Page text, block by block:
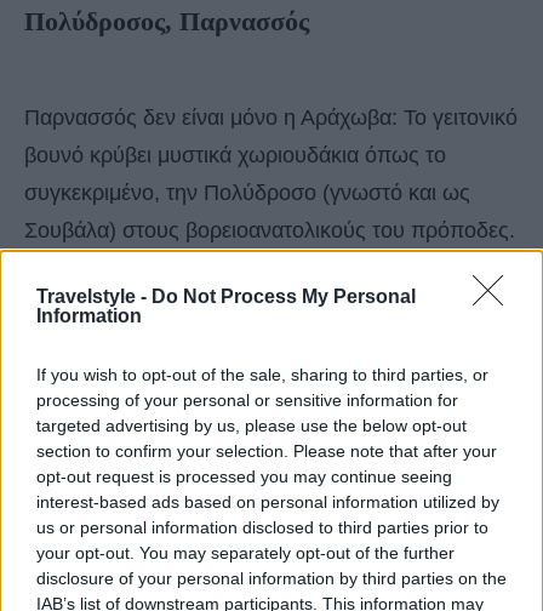
Travelstyle - Do Not Process My Personal
Information
If you wish to opt-out of the sale, sharing to third parties, or
processing of your personal or sensitive information for
targeted advertising by us, please use the below opt-out
section to confirm your selection. Please note that after your
opt-out request is processed you may continue seeing
interest-based ads based on personal information utilized by
us or personal information disclosed to third parties prior to
your opt-out. You may separately opt-out of the further
disclosure of your personal information by third parties on the
IAB’s list of downstream participants. This information may
Πολύδροσος, Παρνασσός
Παρνασσός δεν είναι μόνο η Αράχωβα: Το γειτονικό
βουνό κρύβει μυστικά χωριουδάκια όπως το
συγκεκριμένο, την Πολύδροσο (γνωστό και ως
Σουβάλα) στους βορειοανατολικούς του πρόποδες.